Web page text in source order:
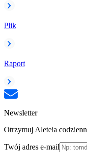
Plik
Raport
Newsletter
Otrzymuj Aleteia
Twój adres e-mail